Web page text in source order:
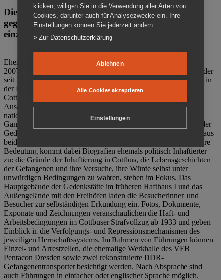
Die Gedenkstätte Zuchthaus Cottbus ist ein Ort
gegen das Vergessen. Anschaulich, nah und
einzigartig.
Ehemalige politische Häftlinge der DDR gründeten im Oktober
2007 den Verein Menschenrechtszentrum Cottbus e. V. (MRZ), der
seit 2011 Eigentümer des ehemaligen Gefängnisses (1860-2002) in
der Bautzener Straße und Träger der Gedenkstätte Zuchthaus
Cottbus ist. Im Zentrum der Arbeit der Gedenkstätte steht die
Auseinandersetzung mit politischem Unrecht während der
nationalsozialistischen Terrorherrschaft und der SED-Diktatur.
Ganzjährig zeigen mehrere Dauer- und Sonderausstellungen in der
Gedenkstätte Zuchthaus Cottbus Beispiele politischen Unrechts aus
beiden deutschen Diktaturen des 20. Jahrhunderts. Eine besondere
Bedeutung kommt dabei Biografien ehemals politisch Inhaftierter
zu: die Gründe der Inhaftierung in Cottbus, die Lebensgeschichten
der Gefangenen und ihre Versuche, ihre Würde selbst unter
unwürdigen Bedingungen zu wahren, stehen im Fokus. Das
Hauptgebäude der Gedenkstätte im früheren Hafthaus I und das
Außengelände mit den Freihöfen laden die Besucherinnen und
Besucher zur selbständigen Erkundung ein. Fotos, Dokumente,
Exponate und Zeichnungen veranschaulichen die Haft- und
Arbeitsbedingungen im Cottbuser Strafvollzug ab 1933 und geben
Einblick in die Verfolgungs- und Repressionsmechanismen des
jeweiligen Herrschaftssystems. Im Rahmen von Führungen können
Einzel- und Arrestzellen, die ehemalige Werkhalle des VEB
Pentacon Dresden sowie zwei rekonstruierte DDR-
Gefangenentransporter besichtigt werden. Nach Absprache sind
auch Führungen in einfacher oder englischer Sprache möglich.
klicken, willigen Sie in die Verwendung aller Arten von
Cookies, darunter auch für Analysezwecke ein. Ihre
Einstellungen können Sie jederzeit ändern.
> Zur Datenschutzerklärung
Ablehnen
Alle Cookies akzeptieren
Einstellungen